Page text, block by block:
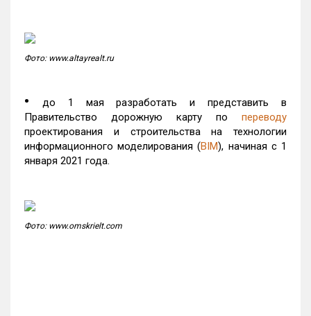
Фото: www.altayrealt.ru
•
до 1 мая разработать и представить в
Правительство дорожную карту по переводу
проектирования и строительства на технологии
информационного моделирования (BIM), начиная с 1
января 2021 года.
Фото: www.omskrielt.com